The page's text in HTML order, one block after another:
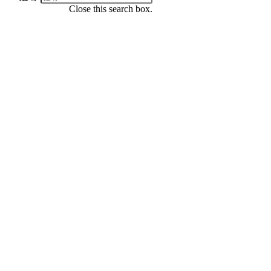
Close this search box.